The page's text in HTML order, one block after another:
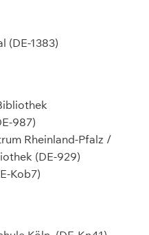
(DE-1383)
987)
Rheinland-Pfalz /
(DE-929)
Kob7)